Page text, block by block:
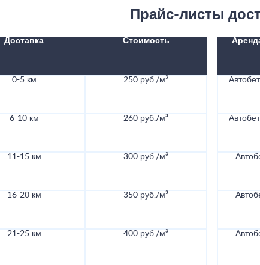
Прайс-листы
Доставка Стоимость
0-5 км 250 руб./м³
6-10 км 260 руб./м³
11-15 км 300 руб./м³
16-20 км 350 руб./м³
21-25 км 400 руб./м³